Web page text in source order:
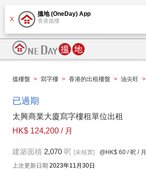
X
搵地 (OneDay) App
香港搵樓
搵樓盤 > 寫字樓 > 香港的出租樓盤 > 油尖旺 >
已過期
太興商業大廈寫字樓租單位出租
HK$ 124,200 / 月
建築面積 2,070 呎 [未核實] @HK$ 60 / 呎 / 月
上次更新日期 2023年11月30日